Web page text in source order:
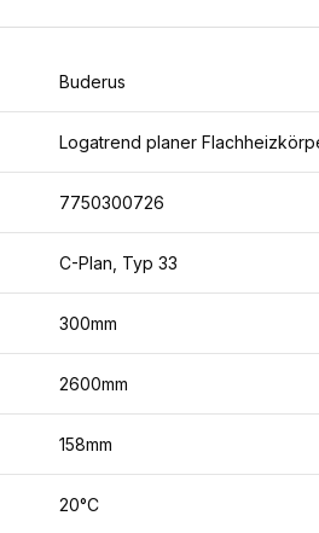
Buderus
Logatrend planer
7750300726
C-Plan, Typ 33
300mm
2600mm
158mm
20°C